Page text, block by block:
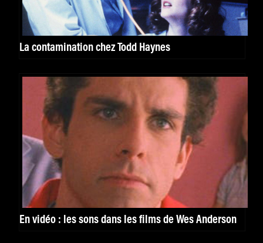
La contamination chez Todd Haynes
En vidéo : les sons dans les films de Wes Anderson